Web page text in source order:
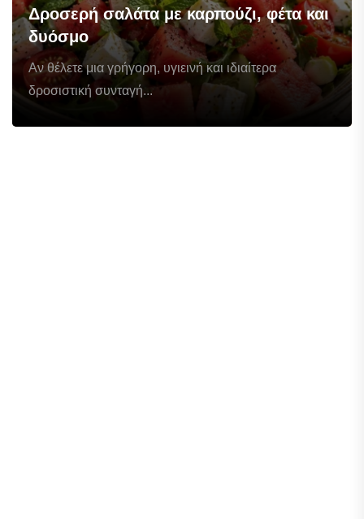
Δροσερή σαλάτα με καρπούζι, φέτα και
δυόσμο
Αν θέλετε μια γρήγορη, υγιεινή και ιδιαίτερα
δροσιστική συνταγή...